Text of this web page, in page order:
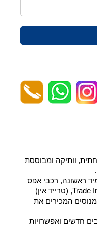
וותיקה ומבוססת
ראשונה, רכבי אפס
המכירים את
חדשים ואפשרויות